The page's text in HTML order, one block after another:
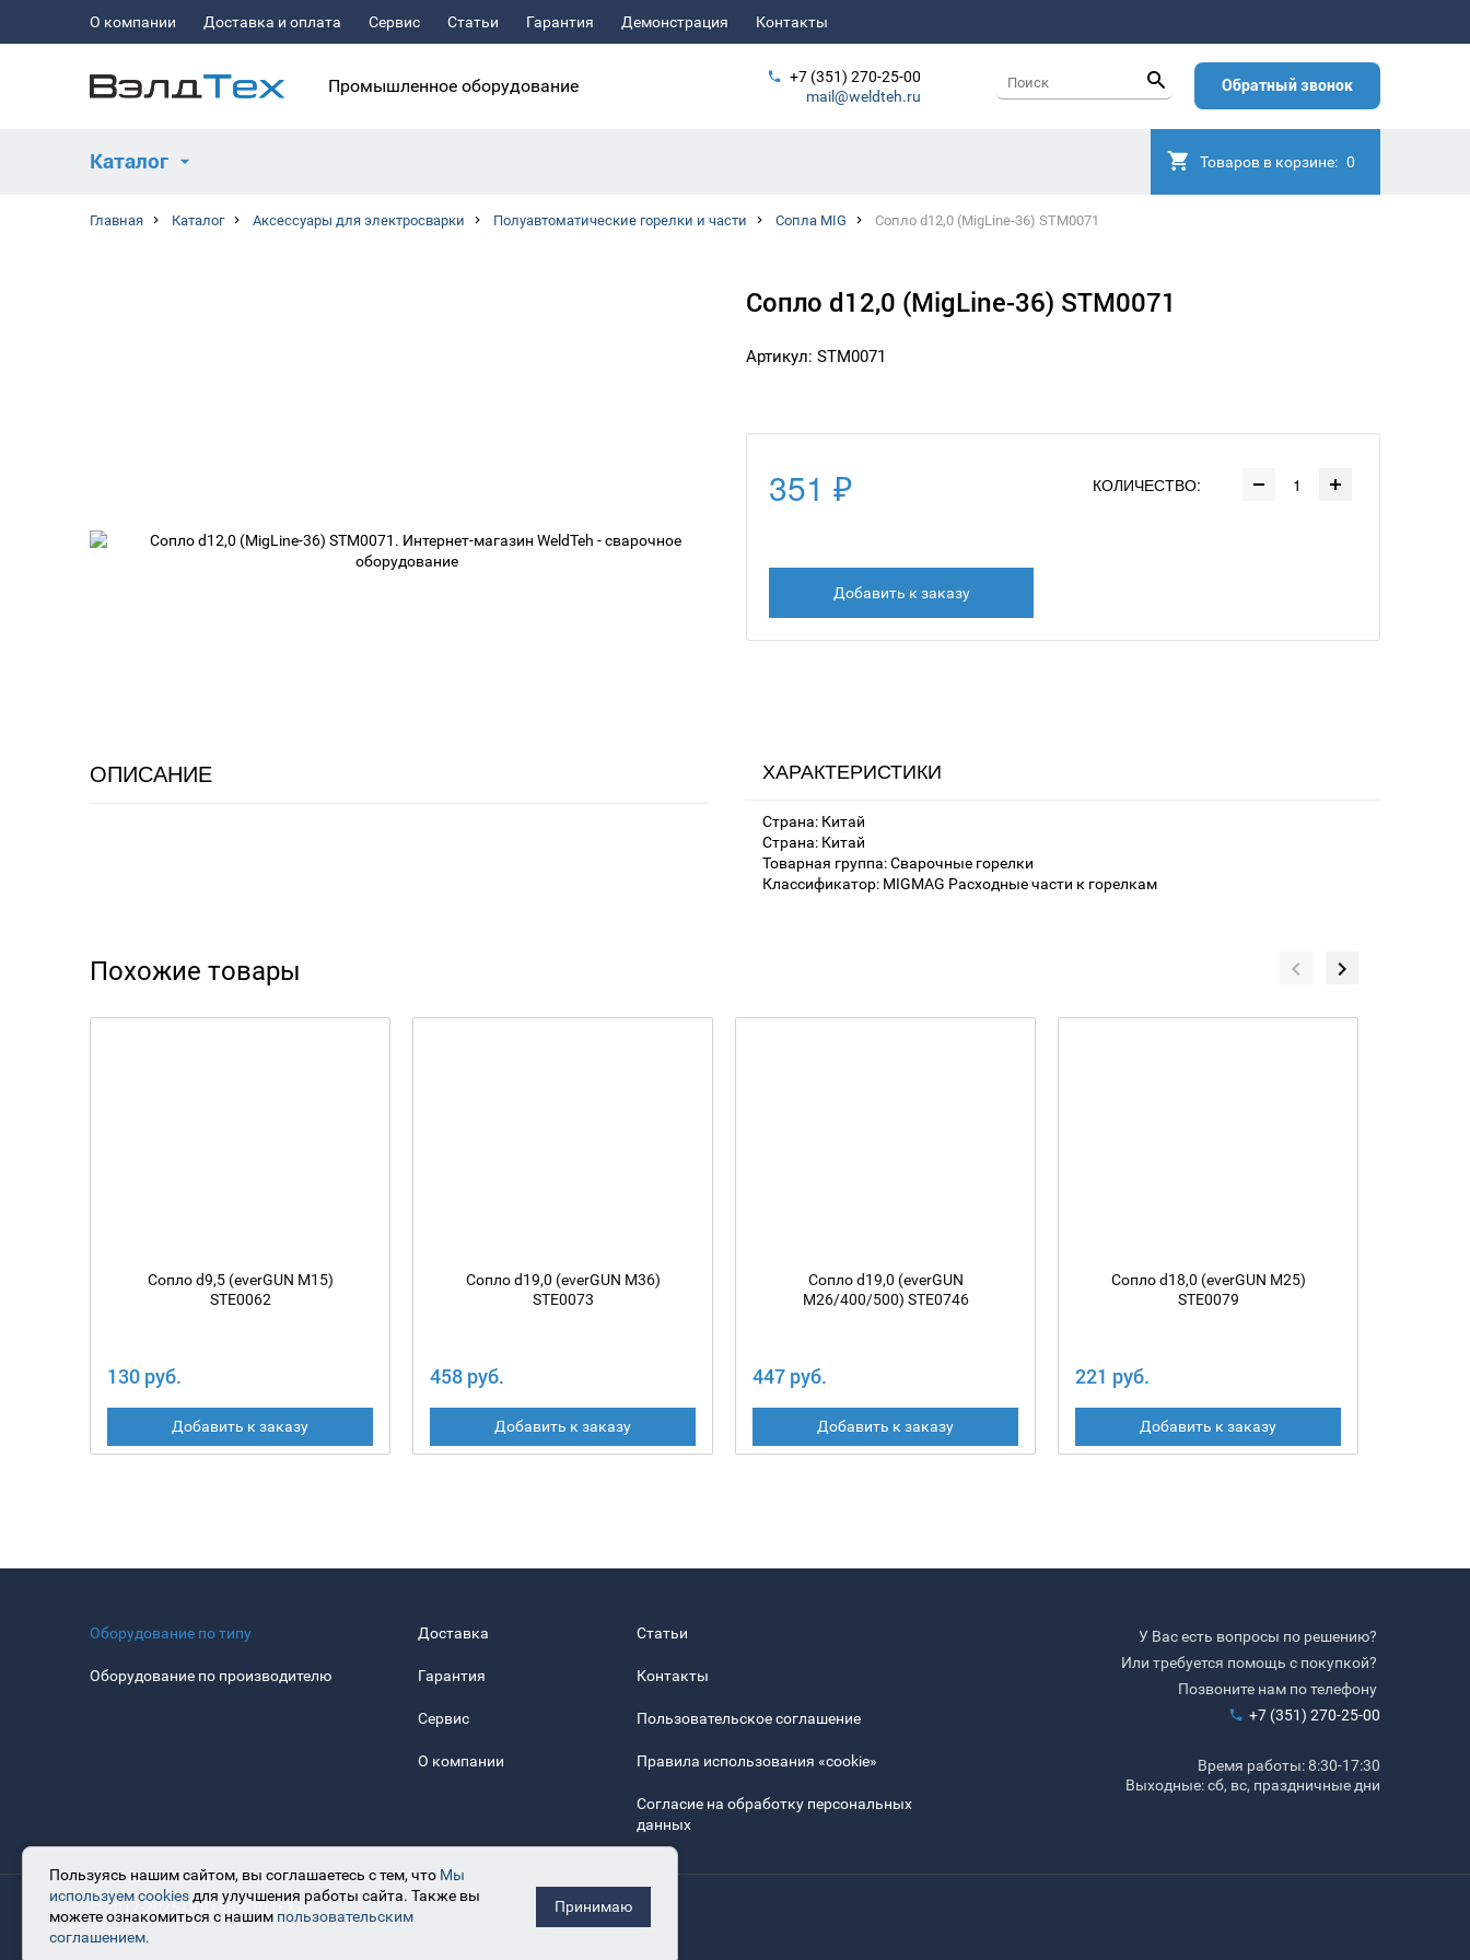
О компании Доставка и оплата Сервис Статьи Гарантия Демонстрация Контакты
Промышленное оборудование
+7 (351) 270-25-00
mail@weldteh.ru
Обратный звонок
Каталог Товаров в корзине: 0
Главная Каталог Аксессуары для электросварки Полуавтоматические горелки и части Сопла MIG Сопло d12,0 (MigLine-36) STM0071
Сопло d12,0 (MigLine-36) STM0071
Артикул: STM0071
351 ₽ КОЛИЧЕСТВО:
Добавить к заказу
ОПИСАНИЕ ХАРАКТЕРИСТИКИ
Страна: Китай
Страна: Китай
Товарная группа: Сварочные горелки
Классификатор: MIGMAG Расходные части к горелкам
Похожие товары
Сопло d9,5 (everGUN M15)
STE0062
130 руб.
Добавить к заказу
Сопло d19,0 (everGUN M36)
STE0073
458 руб.
Добавить к заказу
Сопло d19,0 (everGUN
M26/400/500) STЕ0746
447 руб.
Добавить к заказу
Сопло d18,0 (everGUN M25)
STE0079
221 руб.
Добавить к заказу
Оборудование по типу
Оборудование по производителю
Доставка
Гарантия
Сервис
О компании
Статьи
Контакты
Пользовательское соглашение
Правила использования «cookie»
Согласие на обработку персональных
данных
У Вас есть вопросы по решению?
Или требуется помощь с покупкой?
Позвоните нам по телефону
+7 (351) 270-25-00
Время работы: 8:30-17:30
Выходные: сб, вс, праздничные дни
© 2017-2025 ООО «ВЭЛДТЕХ»
Пользуясь нашим сайтом, вы соглашаетесь с тем, что Мы
используем cookies для улучшения работы сайта. Также вы
можете ознакомиться с нашим пользовательским
соглашением.
Принимаю